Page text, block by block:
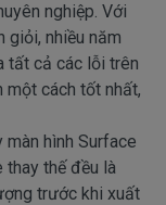
nghiệp. Với
giỏi, nhiều năm
tất cả các lỗi trên
một cách tốt nhất,
màn hình Surface
thế đều là
trước khi xuất